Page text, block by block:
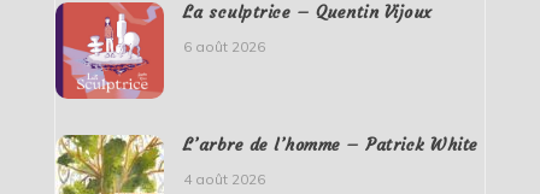
La sculptrice – Quentin Vijoux
6 août 2026
L’arbre de l’homme – Patrick White
4 août 2026